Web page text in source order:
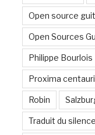
Open source
Open Sources
Philippe Bourlois
Proxima centauri
Robin
Traduit du silence